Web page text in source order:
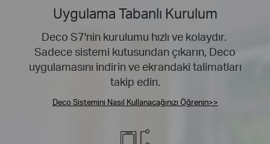
Uygulama Tabanlı Kurulum
Deco S7'nin kurulumu hızlı ve kolaydır.
Sadece sistemi kutusundan çıkarın, Deco
uygulamasını indirin ve ekrandaki talimatları
takip edin.
Deco Sistemini Nasıl Kullanacağınızı Öğrenin>>